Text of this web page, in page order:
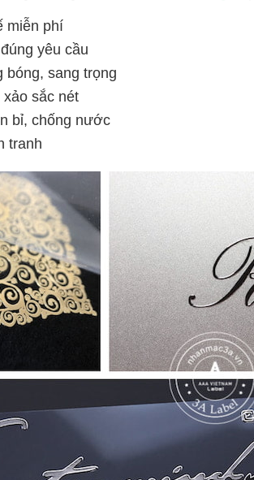
miễn phí
yêu cầu
bóng, sang trọng
xảo sắc nét
bỉ, chống nước
tranh